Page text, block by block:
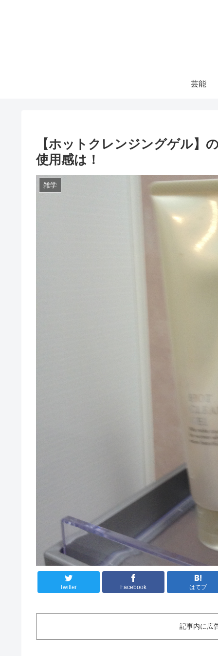
芸能
【ホットクレンジングゲル
使用感は！
雑学
Twitter Facebook はてブ
記事内に広